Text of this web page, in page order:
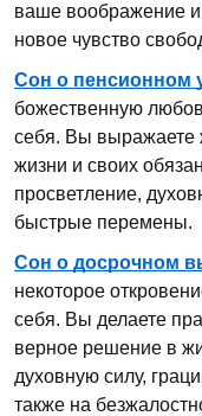
ваше воображение
новое чувство
Сон о пенсионном
божественную
себя. Вы выражаете
жизни и своих
просветление,
быстрые перемены.
Сон о досрочном
некоторое
себя. Вы делаете
верное решение в
духовную силу,
также на